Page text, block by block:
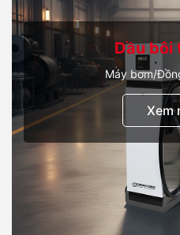
Dầu bôi
Máy bơm/
Xem